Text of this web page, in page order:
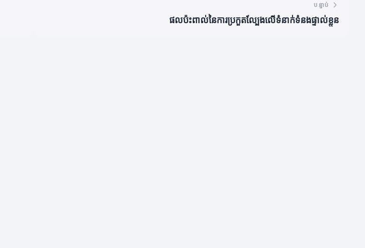
បន្ទាប់
ផលប៉ះពាល់នៃការប្រកួតល្បែងលើទំនាក់ទំនងផ្ទាល់ខ្លួន